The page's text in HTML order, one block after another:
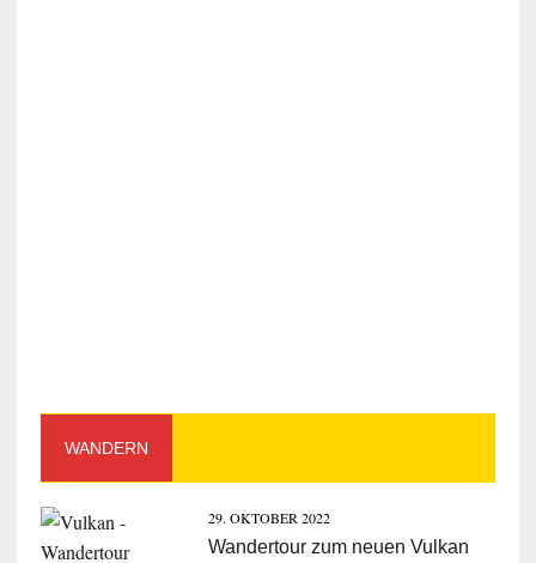
WANDERN
29. OKTOBER 2022
Wandertour zum neuen Vulkan